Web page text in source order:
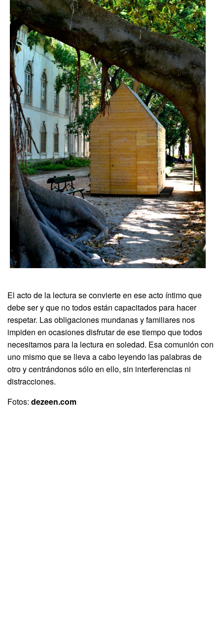
El acto de la lectura se convierte en ese acto íntimo que
debe ser y que no todos están capacitados para hacer
respetar. Las obligaciones mundanas y familiares nos
impiden en ocasiones disfrutar de ese tiempo que todos
necesitamos para la lectura en soledad. Esa comunión con
uno mismo que se lleva a cabo leyendo las palabras de
otro y centrándonos sólo en ello, sin interferencias ni
distracciones.
Fotos: dezeen.com